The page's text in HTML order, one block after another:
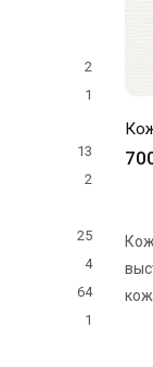
2
1
13
2
25
4
64
1